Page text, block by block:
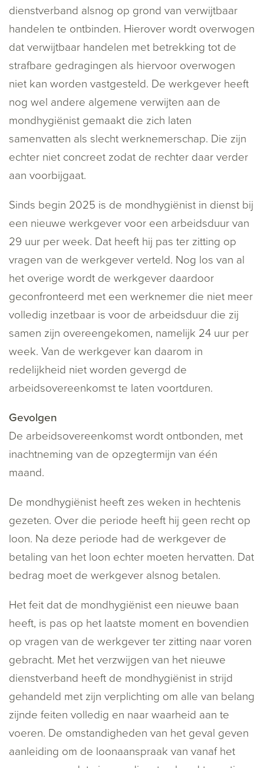
dienstverband alsnog op grond van verwijtbaar
handelen te ontbinden. Hierover wordt overwogen
dat verwijtbaar handelen met betrekking tot de
strafbare gedragingen als hiervoor overwogen
niet kan worden vastgesteld. De werkgever heeft
nog wel andere algemene verwijten aan de
mondhygiënist gemaakt die zich laten
samenvatten als slecht werknemerschap. Die zijn
echter niet concreet zodat de rechter daar verder
aan voorbijgaat.
Sinds begin 2025 is de mondhygiënist in dienst bij
een nieuwe werkgever voor een arbeidsduur van
29 uur per week. Dat heeft hij pas ter zitting op
vragen van de werkgever verteld. Nog los van al
het overige wordt de werkgever daardoor
geconfronteerd met een werknemer die niet meer
volledig inzetbaar is voor de arbeidsduur die zij
samen zijn overeengekomen, namelijk 24 uur per
week. Van de werkgever kan daarom in
redelijkheid niet worden gevergd de
arbeidsovereenkomst te laten voortduren.
Gevolgen
De arbeidsovereenkomst wordt ontbonden, met
inachtneming van de opzegtermijn van één
maand.
De mondhygiënist heeft zes weken in hechtenis
gezeten. Over die periode heeft hij geen recht op
loon. Na deze periode had de werkgever de
betaling van het loon echter moeten hervatten. Dat
bedrag moet de werkgever alsnog betalen.
Het feit dat de mondhygiënist een nieuwe baan
heeft, is pas op het laatste moment en bovendien
op vragen van de werkgever ter zitting naar voren
gebracht. Met het verzwijgen van het nieuwe
dienstverband heeft de mondhygiënist in strijd
gehandeld met zijn verplichting om alle van belang
zijnde feiten volledig en naar waarheid aan te
voeren. De omstandigheden van het geval geven
aanleiding om de loonaanspraak van vanaf het